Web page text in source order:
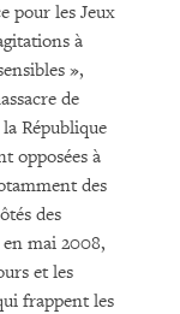
pour les Jeux
à
»,
de
République
opposées à
des
des
mai 2008,
et les
frappent les